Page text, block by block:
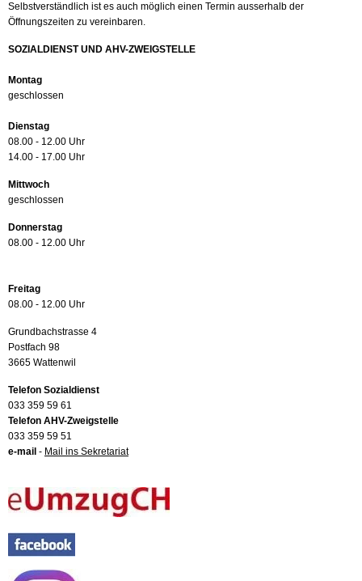
Selbstverständlich ist es auch möglich einen Termin ausserhalb der
Öffnungszeiten zu vereinbaren.
SOZIALDIENST UND AHV-ZWEIGSTELLE
Montag
geschlossen
Dienstag
08.00 - 12.00 Uhr
14.00 - 17.00 Uhr
Mittwoch
geschlossen
Donnerstag
08.00 - 12.00 Uhr
Freitag
08.00 - 12.00 Uhr
Grundbachstrasse 4
Postfach 98
3665 Wattenwil
Telefon Sozialdienst
033 359 59 61
Telefon AHV-Zweigstelle
033 359 59 51
e-mail - Mail ins Sekretariat